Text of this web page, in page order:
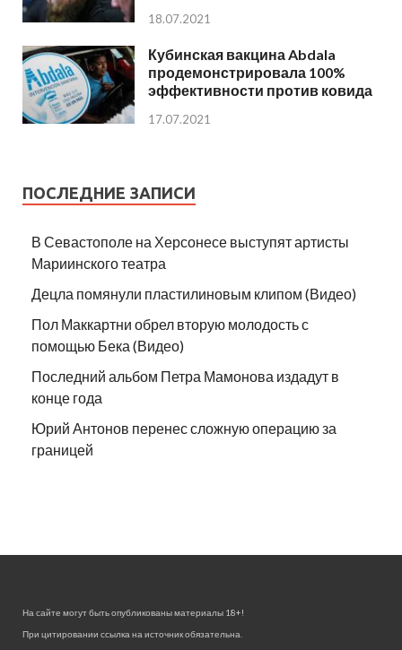
18.07.2021
Кубинская вакцина Abdala
продемонстрировала 100%
эффективности против ковида
17.07.2021
ПОСЛЕДНИЕ ЗАПИСИ
В Севастополе на Херсонесе выступят артисты
Мариинского театра
Децла помянули пластилиновым клипом (Видео)
Пол Маккартни обрел вторую молодость с
помощью Бека (Видео)
Последний альбом Петра Мамонова издадут в
конце года
Юрий Антонов перенес сложную операцию за
границей
На сайте могут быть опубликованы материалы 18+!
При цитировании ссылка на источник обязательна.